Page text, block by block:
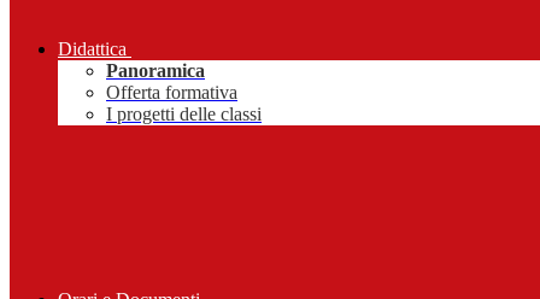
Didattica
Panoramica
Offerta formativa
I progetti delle classi